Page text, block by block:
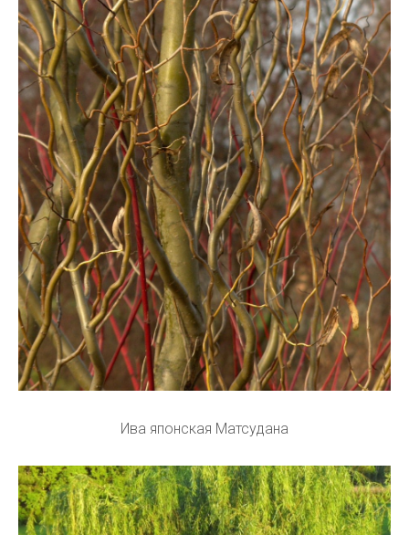
Ива японская Матсудана